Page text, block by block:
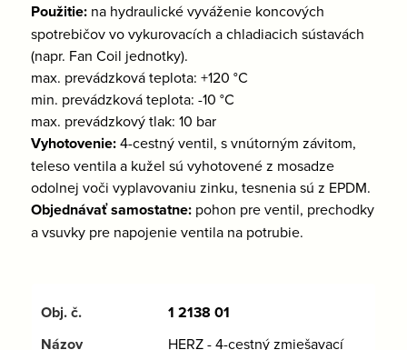
Použitie:na hydraulické vyváženie koncových
spotrebičov vo vykurovacích a chladiacich sústavách
(napr. Fan Coil jednotky).
max. prevádzková teplota: +120 °C
min. prevádzková teplota: -10 °C
max. prevádzkový tlak: 10 bar
Vyhotovenie: 4-cestný ventil, s vnútorným závitom,
teleso ventila a kužel sú vyhotovené z mosadze
odolnej voči vyplavovaniu zinku, tesnenia sú z EPDM.
Objednávať samostatne:pohon pre ventil, prechodky
a vsuvky pre napojenie ventila na potrubie.
1 2138 01
HERZ - 4-cestný zmiešavací